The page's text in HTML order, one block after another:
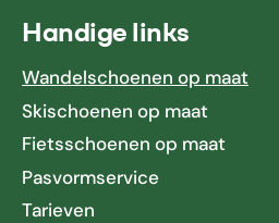
Handige links
Wandelschoenen op maat
Skischoenen op maat
Fietsschoenen op maat
Pasvormservice
Tarieven